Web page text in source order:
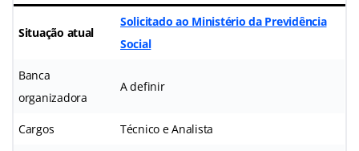
Situação atual
Solicitado ao Ministério da Previdência
Social
Banca
organizadora
A definir
Cargos Técnico e Analista